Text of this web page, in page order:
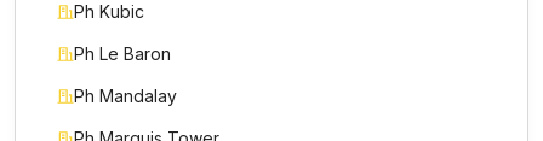
Ph Kubic
Ph Le Baron
Ph Mandalay